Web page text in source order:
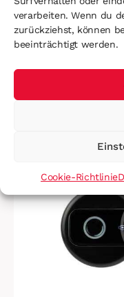
verarbeiten. Wenn du
zurückziehst, können
beeinträchtigt werden.
Cookie-Richtlinie
Hard Drive Storage